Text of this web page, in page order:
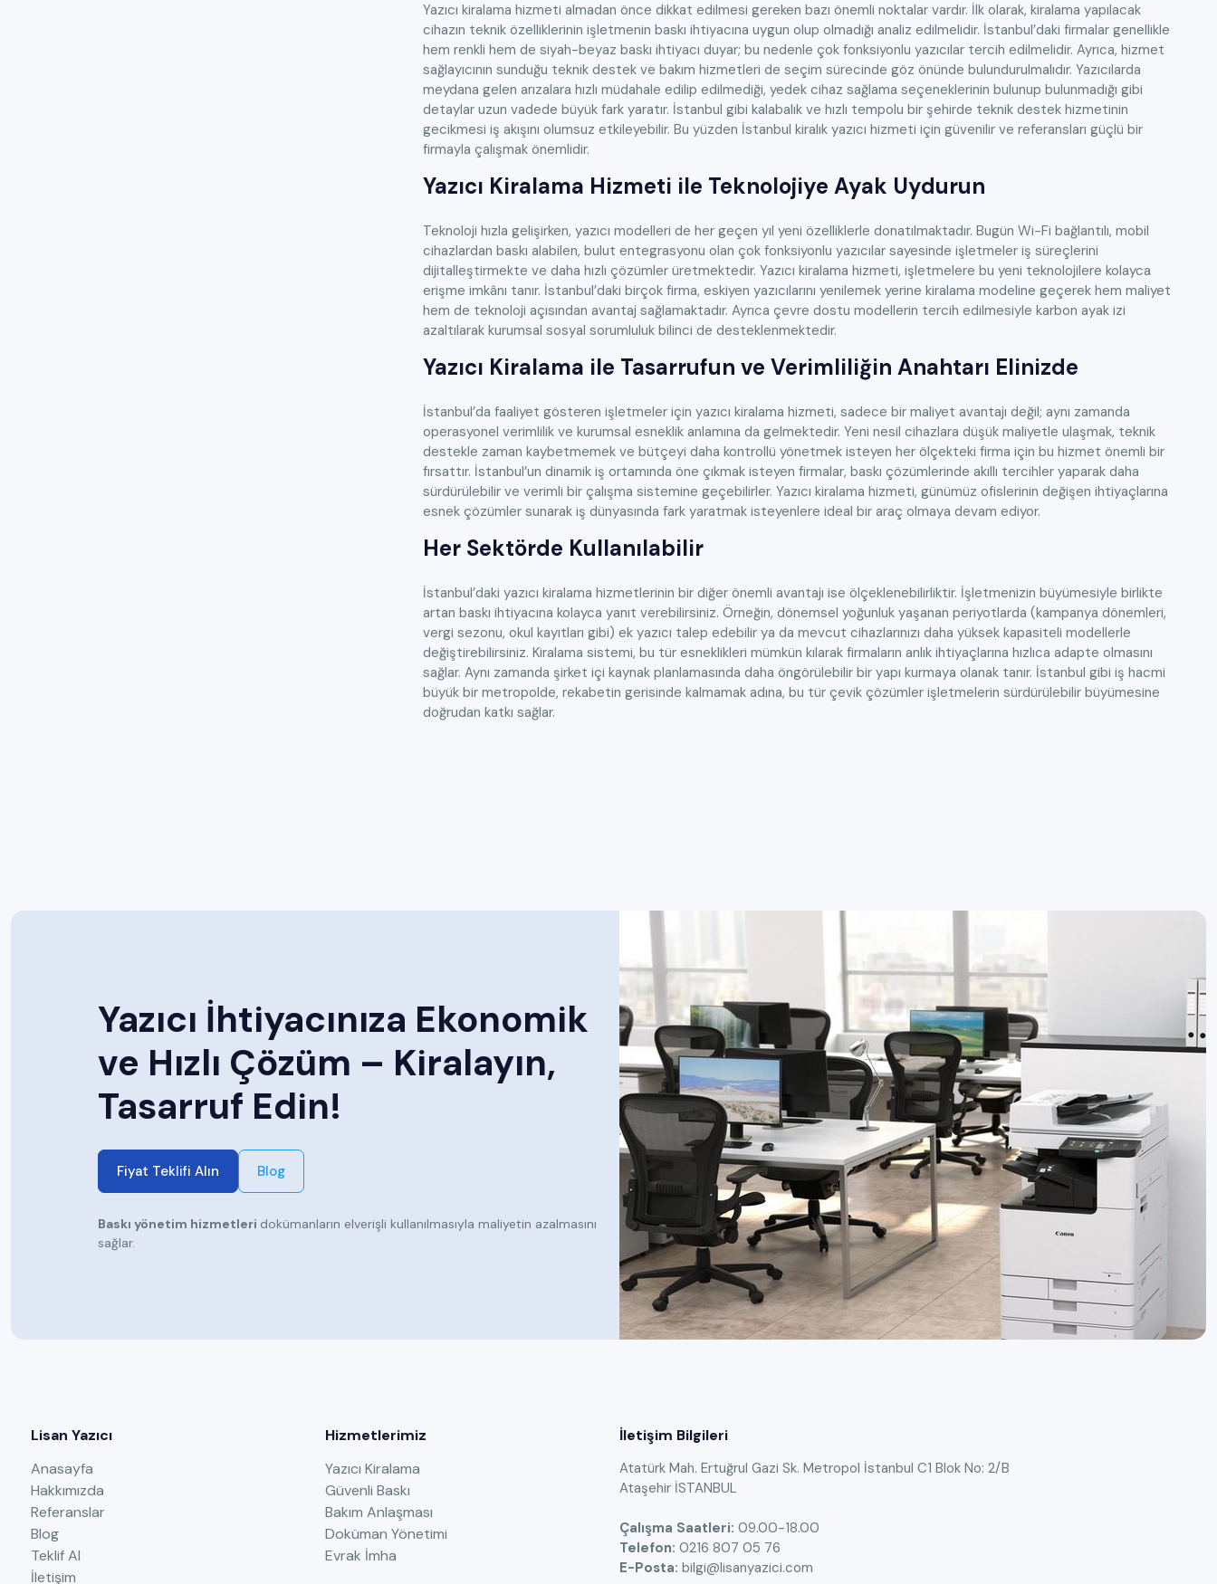
Yazıcı kiralama hizmeti almadan önce dikkat edilmesi gereken bazı önemli noktalar vardır. İlk olarak, kiralama yapılacak
cihazın teknik özelliklerinin işletmenin baskı ihtiyacına uygun olup olmadığı analiz edilmelidir. İstanbul’daki firmalar genellikle
hem renkli hem de siyah-beyaz baskı ihtiyacı duyar; bu nedenle çok fonksiyonlu yazıcılar tercih edilmelidir. Ayrıca, hizmet
sağlayıcının sunduğu teknik destek ve bakım hizmetleri de seçim sürecinde göz önünde bulundurulmalıdır. Yazıcılarda
meydana gelen arızalara hızlı müdahale edilip edilmediği, yedek cihaz sağlama seçeneklerinin bulunup bulunmadığı gibi
detaylar uzun vadede büyük fark yaratır. İstanbul gibi kalabalık ve hızlı tempolu bir şehirde teknik destek hizmetinin
gecikmesi iş akışını olumsuz etkileyebilir. Bu yüzden İstanbul kiralık yazıcı hizmeti için güvenilir ve referansları güçlü bir
firmayla çalışmak önemlidir.
Yazıcı Kiralama Hizmeti ile Teknolojiye Ayak Uydurun
Teknoloji hızla gelişirken, yazıcı modelleri de her geçen yıl yeni özelliklerle donatılmaktadır. Bugün Wi-Fi bağlantılı, mobil
cihazlardan baskı alabilen, bulut entegrasyonu olan çok fonksiyonlu yazıcılar sayesinde işletmeler iş süreçlerini
dijitalleştirmekte ve daha hızlı çözümler üretmektedir. Yazıcı kiralama hizmeti, işletmelere bu yeni teknolojilere kolayca
erişme imkânı tanır. İstanbul’daki birçok firma, eskiyen yazıcılarını yenilemek yerine kiralama modeline geçerek hem maliyet
hem de teknoloji açısından avantaj sağlamaktadır. Ayrıca çevre dostu modellerin tercih edilmesiyle karbon ayak izi
azaltılarak kurumsal sosyal sorumluluk bilinci de desteklenmektedir.
Yazıcı Kiralama ile Tasarrufun ve Verimliliğin Anahtarı Elinizde
İstanbul’da faaliyet gösteren işletmeler için yazıcı kiralama hizmeti, sadece bir maliyet avantajı değil; aynı zamanda
operasyonel verimlilik ve kurumsal esneklik anlamına da gelmektedir. Yeni nesil cihazlara düşük maliyetle ulaşmak, teknik
destekle zaman kaybetmemek ve bütçeyi daha kontrollü yönetmek isteyen her ölçekteki firma için bu hizmet önemli bir
fırsattır. İstanbul’un dinamik iş ortamında öne çıkmak isteyen firmalar, baskı çözümlerinde akıllı tercihler yaparak daha
sürdürülebilir ve verimli bir çalışma sistemine geçebilirler. Yazıcı kiralama hizmeti, günümüz ofislerinin değişen ihtiyaçlarına
esnek çözümler sunarak iş dünyasında fark yaratmak isteyenlere ideal bir araç olmaya devam ediyor.
Her Sektörde Kullanılabilir
İstanbul’daki yazıcı kiralama hizmetlerinin bir diğer önemli avantajı ise ölçeklenebilirliktir. İşletmenizin büyümesiyle birlikte
artan baskı ihtiyacına kolayca yanıt verebilirsiniz. Örneğin, dönemsel yoğunluk yaşanan periyotlarda (kampanya dönemleri,
vergi sezonu, okul kayıtları gibi) ek yazıcı talep edebilir ya da mevcut cihazlarınızı daha yüksek kapasiteli modellerle
değiştirebilirsiniz. Kiralama sistemi, bu tür esneklikleri mümkün kılarak firmaların anlık ihtiyaçlarına hızlıca adapte olmasını
sağlar. Aynı zamanda şirket içi kaynak planlamasında daha öngörülebilir bir yapı kurmaya olanak tanır. İstanbul gibi iş hacmi
büyük bir metropolde, rekabetin gerisinde kalmamak adına, bu tür çevik çözümler işletmelerin sürdürülebilir büyümesine
doğrudan katkı sağlar.
Yazıcı İhtiyacınıza Ekonomik
ve Hızlı Çözüm – Kiralayın,
Tasarruf Edin!
Fiyat Teklifi Alın Blog
Baskı yönetim hizmetleri dokümanların elverişli kullanılmasıyla maliyetin azalmasını
sağlar.
Lisan Yazıcı
Anasayfa
Hakkımızda
Referanslar
Blog
Teklif Al
İletişim
Hizmetlerimiz
Yazıcı Kiralama
Güvenli Baskı
Bakım Anlaşması
Doküman Yönetimi
Evrak İmha
İletişim Bilgileri
Atatürk Mah. Ertuğrul Gazi Sk. Metropol İstanbul C1 Blok No: 2/B
Ataşehir İSTANBUL
Çalışma Saatleri: 09.00-18.00
Telefon: 0216 807 05 76
E-Posta: bilgi@lisanyazici.com